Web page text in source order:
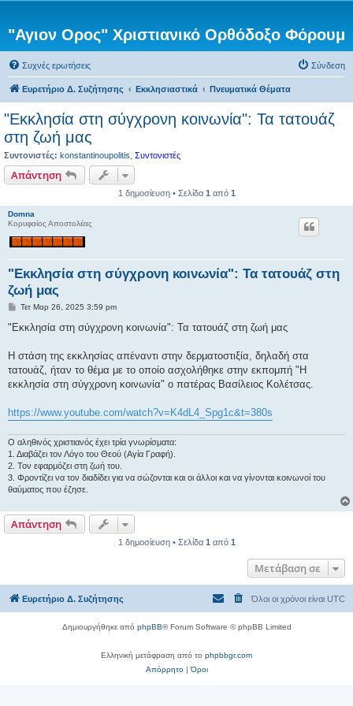
"Αγιον Ορος" Χριστιανικό Ορθόδοξο Φόρουμ
Συχνές ερωτήσεις Σύνδεση
Ευρετήριο Δ. Συζήτησης Εκκλησιαστικά Πνευματικά Θέματα
"Εκκλησία στη σύγχρονη κοινωνία": Τα τατουάζ
στη ζωή μας
Συντονιστές: konstantinoupolitis Συντονιστές
Απάντηση
1 δημοσίευση • Σελίδα 1 από 1
Domna
Κορυφαίος Αποστολέας
"Εκκλησία στη σύγχρονη κοινωνία": Τα τατουάζ στη
ζωή μας
Δ
μ
υ
σ
Τετ Μαρ 26, 2025 3:59 pm
"Εκκλησία στη σύγχρονη κοινωνία": Τα τατουάζ στη ζωή μας
Η στάση της εκκλησίας απέναντι στην δερματοστιξία, δηλαδή στα
τατουάζ, ήταν το θέμα με το οποίο ασχολήθηκε στην εκπομπή "Η
εκκλησία στη σύγχρονη κοινωνία" ο πατέρας Βασίλειος Κολέτσας.
https://www.youtube.com/watch?v=K4dL4_Spg1c&t=380s
Ο αληθινός χριστιανός έχει τρία γνωρίσματα:
1. Διαβάζει τον Λόγο του Θεού (Αγία Γραφή).
2. Τον εφαρμόζει στη ζωή του.
3. Φροντίζει να τον διαδίδει για να σώζονται και οι άλλοι και να γίνονται κοινωνοί του
θαύματος που έζησε.
Απάντηση
1 δημοσίευση • Σελίδα 1 από 1
Μετάβαση σε
Ευρετήριο Δ. Συζήτησης Όλοι οι χρόνοι είναι UTC
Δημιουργήθηκε από phpBB® Forum Software © phpBB Limited
Ελληνική μετάφραση από το phpbbgr.com
Απόρρητο|Όροι